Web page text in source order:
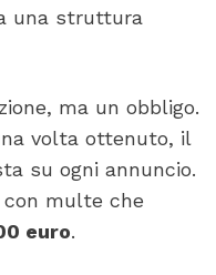
una struttura
ma un obbligo.
volta ottenuto, il
su ogni annuncio.
con multe che
euro.